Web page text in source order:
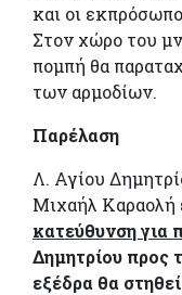
και οι
Στον χώρο του
πομπή θα
των αρμοδίων.
Παρέλαση
Λ. Αγίου
Μιχαήλ Καραολή
κατεύθυνση για
Δημητρίου προς
εξέδρα θα